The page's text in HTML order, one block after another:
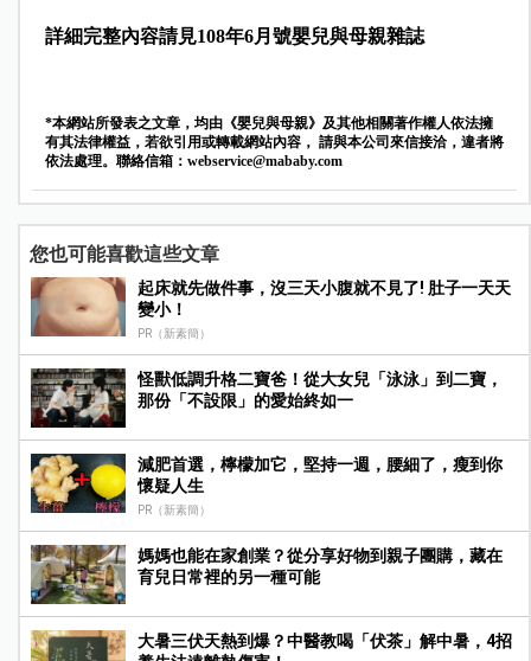
詳細完整內容請見108年6月號嬰兒與母親雜誌
*本網站所發表之文章，均由《嬰兒與母親》及其他相關著作權人依法擁
有其法律權益，若欲引用或轉載網站內容， 請與本公司來信接洽，違者將
依法處理。聯絡信箱： webservice@mababy.com
您也可能喜歡這些文章
起床就先做件事，沒三天小腹就不見了! 肚子一天天
變小！
PR（新素簡）
怪獸低調升格二寶爸！從大女兒「泳泳」到二寶，
那份「不設限」的愛始終如一
減肥首選，檸檬加它，堅持一週，腰細了，瘦到你
懷疑人生
PR（新素簡）
媽媽也能在家創業？從分享好物到親子團購，藏在
育兒日常裡的另一種可能
大暑三伏天熱到爆？中醫教喝「伏茶」解中暑，4招